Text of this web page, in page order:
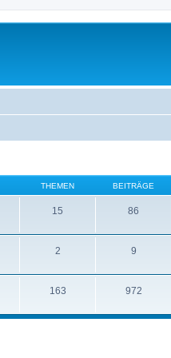
THEMEN BEITRÄGE
15 86
2 9
163 972